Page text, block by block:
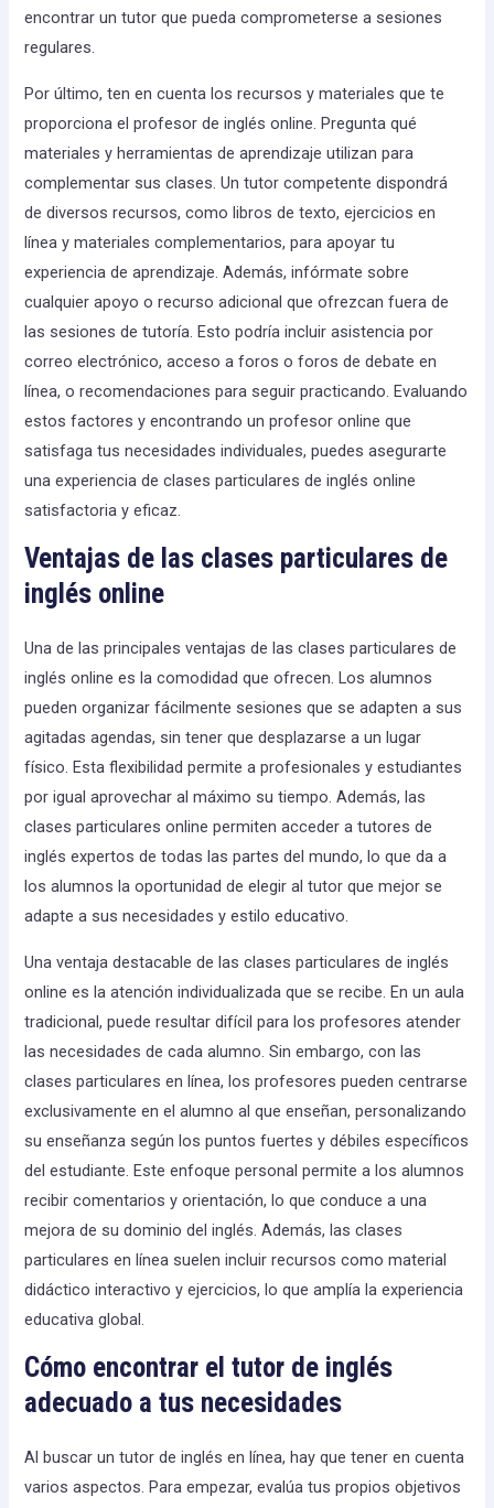
encontrar un tutor que pueda comprometerse a sesiones
regulares.
Por último, ten en cuenta los recursos y materiales que te
proporciona el profesor de inglés online. Pregunta qué
materiales y herramientas de aprendizaje utilizan para
complementar sus clases. Un tutor competente dispondrá
de diversos recursos, como libros de texto, ejercicios en
línea y materiales complementarios, para apoyar tu
experiencia de aprendizaje. Además, infórmate sobre
cualquier apoyo o recurso adicional que ofrezcan fuera de
las sesiones de tutoría. Esto podría incluir asistencia por
correo electrónico, acceso a foros o foros de debate en
línea, o recomendaciones para seguir practicando. Evaluando
estos factores y encontrando un profesor online que
satisfaga tus necesidades individuales, puedes asegurarte
una experiencia de clases particulares de inglés online
satisfactoria y eficaz.
Ventajas de las clases particulares de
inglés online
Una de las principales ventajas de las clases particulares de
inglés online es la comodidad que ofrecen. Los alumnos
pueden organizar fácilmente sesiones que se adapten a sus
agitadas agendas, sin tener que desplazarse a un lugar
físico. Esta flexibilidad permite a profesionales y estudiantes
por igual aprovechar al máximo su tiempo. Además, las
clases particulares online permiten acceder a tutores de
inglés expertos de todas las partes del mundo, lo que da a
los alumnos la oportunidad de elegir al tutor que mejor se
adapte a sus necesidades y estilo educativo.
Una ventaja destacable de las clases particulares de inglés
online es la atención individualizada que se recibe. En un aula
tradicional, puede resultar difícil para los profesores atender
las necesidades de cada alumno. Sin embargo, con las
clases particulares en línea, los profesores pueden centrarse
exclusivamente en el alumno al que enseñan, personalizando
su enseñanza según los puntos fuertes y débiles específicos
del estudiante. Este enfoque personal permite a los alumnos
recibir comentarios y orientación, lo que conduce a una
mejora de su dominio del inglés. Además, las clases
particulares en línea suelen incluir recursos como material
didáctico interactivo y ejercicios, lo que amplía la experiencia
educativa global.
Cómo encontrar el tutor de inglés
adecuado a tus necesidades
Al buscar un tutor de inglés en línea, hay que tener en cuenta
varios aspectos. Para empezar, evalúa tus propios objetivos